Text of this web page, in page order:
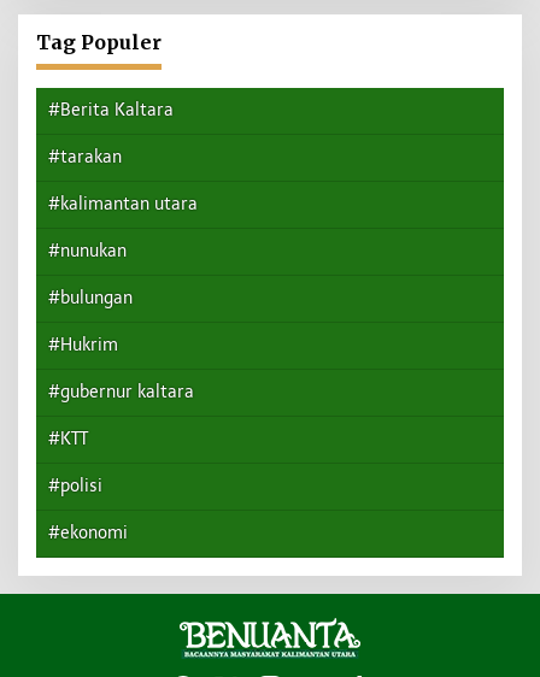
Tag Populer
#Berita Kaltara
#tarakan
#kalimantan utara
#nunukan
#bulungan
#Hukrim
#gubernur kaltara
#KTT
#polisi
#ekonomi